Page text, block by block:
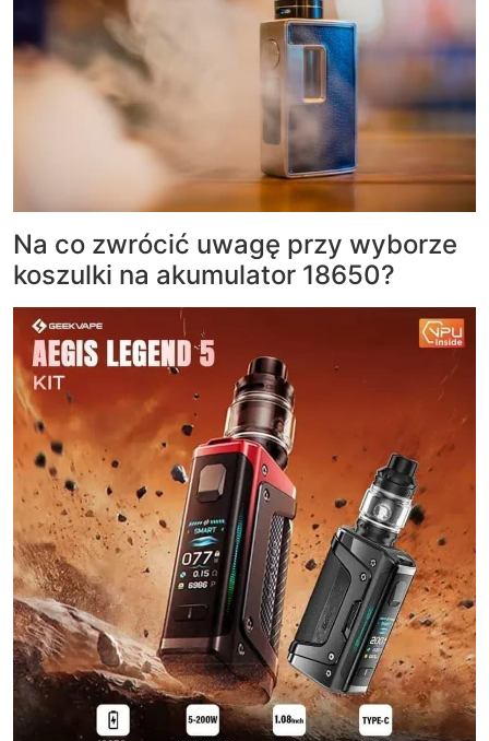
Na co zwrócić uwagę przy wyborze
koszulki na akumulator 18650?